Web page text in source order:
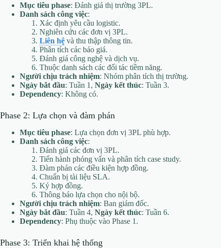
Mục tiêu phase: Đánh giá thị trường 3PL.
Danh sách công việc:
Xác định yêu cầu logistic.
Nghiên cứu các đơn vị 3PL.
Liên hệ và thu thập thông tin.
Phân tích các báo giá.
Đánh giá công nghệ và dịch vụ.
Thuộc danh sách các đối tác tiềm năng.
Người chịu trách nhiệm: Nhóm phân tích thị trường.
Ngày bắt đầu: Tuần 1, Ngày kết thúc: Tuần 3.
Dependency: Không có.
Phase 2: Lựa chọn và đàm phán
Mục tiêu phase: Lựa chọn đơn vị 3PL phù hợp.
Danh sách công việc:
Đánh giá các đơn vị 3PL.
Tiến hành phỏng vấn và phân tích case study.
Đàm phán các điều kiện hợp đồng.
Chuẩn bị tài liệu SLA.
Ký hợp đồng.
Thông báo lựa chọn cho nội bộ.
Người chịu trách nhiệm: Ban giám đốc.
Ngày bắt đầu: Tuần 4, Ngày kết thúc: Tuần 6.
Dependency: Phụ thuộc vào Phase 1.
Phase 3: Triển khai hệ thống